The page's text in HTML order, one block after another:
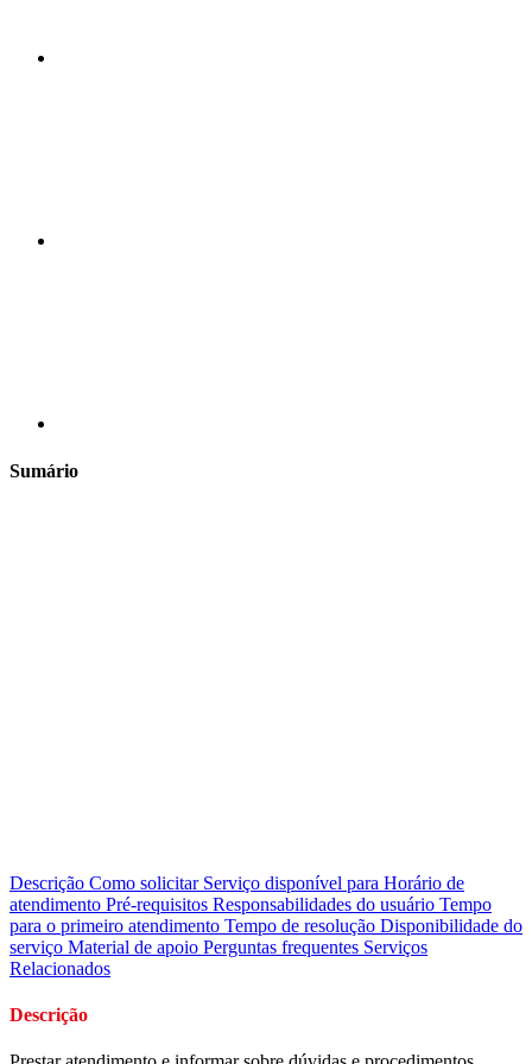
Sumário
Descrição Como solicitar Serviço disponível para Horário de
atendimento Pré-requisitos Responsabilidades do usuário Tempo
para o primeiro atendimento Tempo de resolução Disponibilidade do
serviço Material de apoio Perguntas frequentes Serviços
Relacionados
Descrição